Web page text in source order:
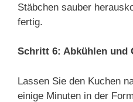
Stäbchen sauber
fertig.
Schritt 6: Abkühlen und
Lassen Sie den Kuchen
einige Minuten in der